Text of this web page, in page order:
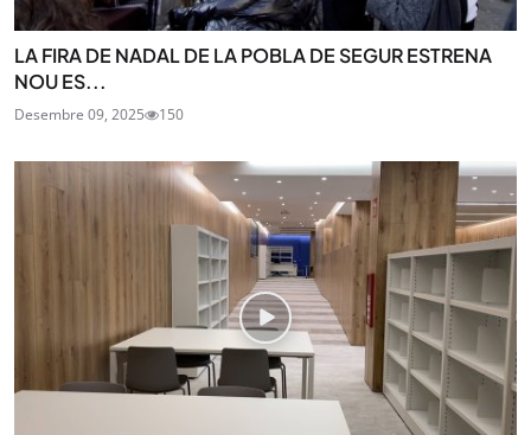
LA FIRA DE NADAL DE LA POBLA DE SEGUR ESTRENA
NOU ES...
Desembre 09, 2025 150